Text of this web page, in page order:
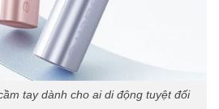
tay dành cho ai di động tuyệt đối